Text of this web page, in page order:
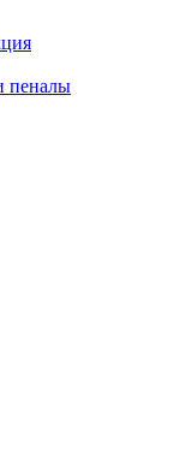
пеналы